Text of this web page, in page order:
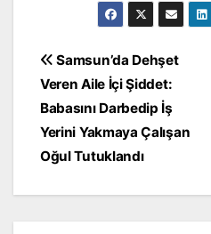
Yazı
gezinmesi
Samsun’da Dehşet
Veren Aile İçi Şiddet:
Babasını Darbedip İş
Yerini Yakmaya Çalışan
Oğul Tutuklandı